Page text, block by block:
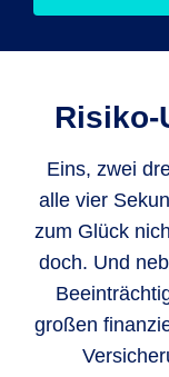
Risiko-
Eins, zwei
alle vier
zum Glück
doch. Und
großen